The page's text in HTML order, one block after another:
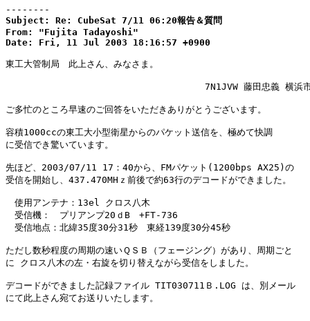
--------
Subject: Re: CubeSat 7/11 06:20報告＆質問
From: "Fujita Tadayoshi"
Date: Fri, 11 Jul 2003 18:16:57 +0900
東工大管制局　此上さん、みなさま。
7N1JVW 藤田忠義 横浜
ご多忙のところ早速のご回答をいただきありがとうございます。
容積1000ccの東工大小型衛星からのパケット送信を、極めて快調
に受信でき驚いています。
先ほど、2003/07/11 17：40から、FMパケット(1200bps AX25)の
受信を開始し、437.470MHｚ前後で約63行のデコードができました。
使用アンテナ：13el クロス八木
受信機：　プリアンプ20ｄB　+FT-736
受信地点：北緯35度30分31秒　東経139度30分45秒
ただし数秒程度の周期の速いＱＳＢ（フェージング）があり、周期ごと
に クロス八木の左・右旋を切り替えながら受信をしました。
デコードができました記録ファイル TIT030711Ｂ.LOG は、別メール
にて此上さん宛てお送りいたします。